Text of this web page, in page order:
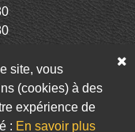
Infolettre
site, vous
(cookies) à des
expérience de
: En savoir plus